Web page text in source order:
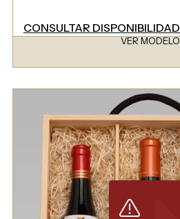
CONSULTAR DISPONIBILIDAD
VER MODELO